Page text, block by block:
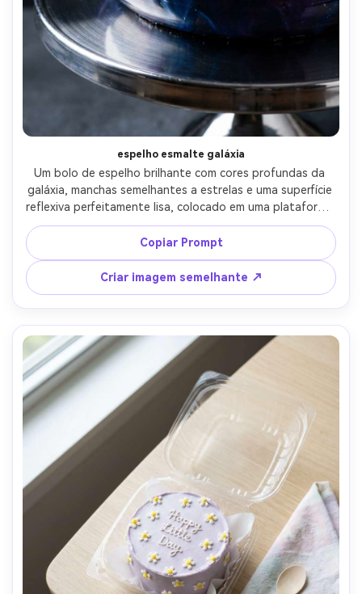
espelho esmalte galáxia
Um bolo de espelho brilhante com cores profundas da
galáxia, manchas semelhantes a estrelas e uma superfície
reflexiva perfeitamente lisa, colocado em uma plataforma
giratória cromada, fundo de estúdio escuro, luz de chave
dura com reflexos controlados, tirado em Nikon D850,
105mm macro, f/8, ultra-nítido, fotografia comercial de
sobremesa de alta qualidade, detalhes hiper-reais-AR 4:5
Copiar Prompt
Criar imagem semelhante ↗
Crie imagens com
IA sem limites.
100% grátis!
Comece Grátis →